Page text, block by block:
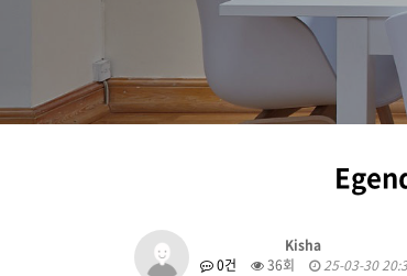
Kisha
0건
36회 25-03-30